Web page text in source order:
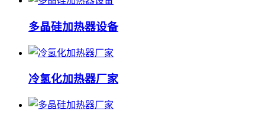
多晶硅加热器设备
冷氢化加热器厂家